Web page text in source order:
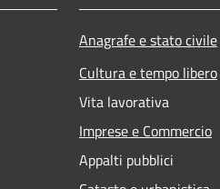
Anagrafe e stato civile
Cultura e tempo libero
Vita lavorativa
Imprese e Commercio
Appalti pubblici